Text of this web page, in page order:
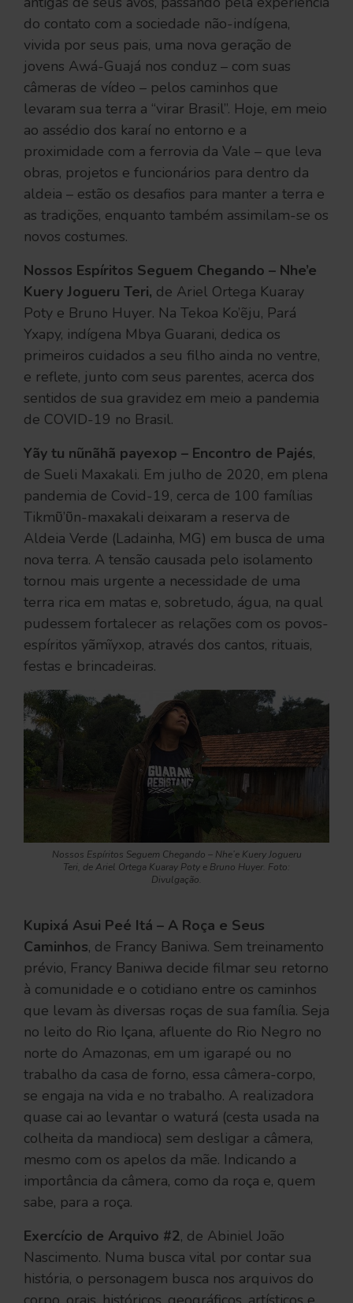
do contato com a sociedade não-indígena,
vivida por seus pais, uma nova geração de
jovens Awá-Guajá nos conduz – com suas
câmeras de vídeo – pelos caminhos que
levaram sua terra a “virar Brasil”. Hoje, em meio
ao assédio dos karaí no entorno e a
proximidade com a ferrovia da Vale – que leva
obras, projetos e funcionários para dentro da
aldeia – estão os desafios para manter a terra e
as tradições, enquanto também assimilam-se os
novos costumes.
Nossos Espíritos Seguem Chegando – Nhe’e
Kuery Jogueru Teri, de Ariel Ortega Kuaray
Poty e Bruno Huyer. Na Tekoa Ko’ẽju, Pará
Yxapy, indígena Mbya Guarani, dedica os
primeiros cuidados a seu filho ainda no ventre,
e reflete, junto com seus parentes, acerca dos
sentidos de sua gravidez em meio a pandemia
de COVID-19 no Brasil.
Yãy tu nũnãhã payexop – Encontro de Pajés,
de Sueli Maxakali. Em julho de 2020, em plena
pandemia de Covid-19, cerca de 100 famílias
Tikmῦ’ῦn-maxakali deixaram a reserva de
Aldeia Verde (Ladainha, MG) em busca de uma
nova terra. A tensão causada pelo isolamento
tornou mais urgente a necessidade de uma
terra rica em matas e, sobretudo, água, na qual
pudessem fortalecer as relações com os povos-
espíritos yãmĩyxop, através dos cantos, rituais,
festas e brincadeiras.
Nossos Espíritos Seguem Chegando – Nhe’e Kuery Jogueru
Teri , de Ariel Ortega Kuaray Poty e Bruno Huyer. Foto:
Divulgação.
Kupixá Asui Peé Itá – A Roça e Seus
Caminhos, de Francy Baniwa. Sem treinamento
prévio, Francy Baniwa decide filmar seu retorno
à comunidade e o cotidiano entre os caminhos
que levam às diversas roças de sua família. Seja
no leito do Rio Içana, afluente do Rio Negro no
norte do Amazonas, em um igarapé ou no
trabalho da casa de forno, essa câmera-corpo,
se engaja na vida e no trabalho. A realizadora
quase cai ao levantar o waturá (cesta usada na
colheita da mandioca) sem desligar a câmera,
mesmo com os apelos da mãe. Indicando a
importância da câmera, como da roça e, quem
sabe, para a roça.
Exercício de Arquivo #2, de Abiniel João
Nascimento. Numa busca vital por contar sua
história, o personagem busca nos arquivos do